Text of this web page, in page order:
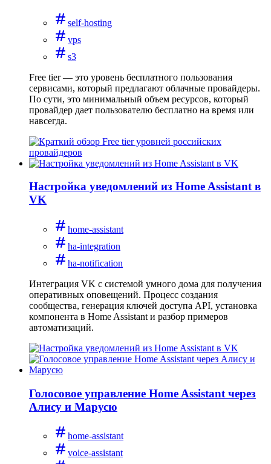
self-hosting
vps
s3
Free tier — это уровень бесплатного пользования
сервисами, который предлагают облачные провайдеры.
По сути, это минимальный объем ресурсов, который
провайдер дает пользователю бесплатно на время или
навсегда.
Настройка уведомлений из Home Assistant в
VK
home-assistant
ha-integration
ha-notification
Интеграция VK с системой умного дома для получения
оперативных оповещений. Процесс создания
сообщества, генерация ключей доступа API, установка
компонента в Home Assistant и разбор примеров
автоматизаций.
Голосовое управление Home Assistant через
Алису и Марусю
home-assistant
voice-assistant